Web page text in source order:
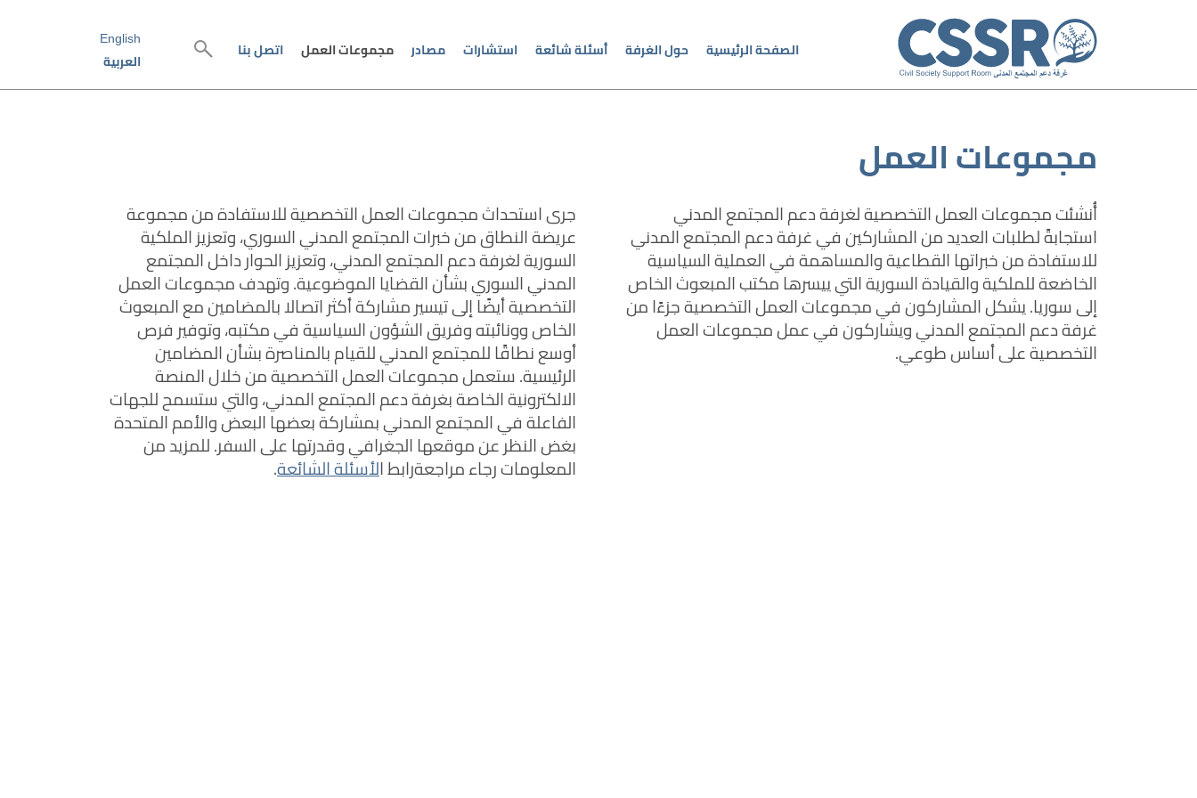
الصفحة الرئيسية حول الغرفة أسئلة شائعة استشارات مصادر مجموعات العمل اتصل بنا Search
English
العربية
مجموعات العمل
أُنشئت مجموعات العمل التخصصية لغرفة دعم المجتمع المدني
استجابةً لطلبات العديد من المشاركين في غرفة دعم المجتمع المدني
للاستفادة من خبراتها القطاعية والمساهمة في العملية السياسية
الخاضعة للملكية والقيادة السورية التي ييسرها مكتب المبعوث الخاص
إلى سوريا. يشكل المشاركون في مجموعات العمل التخصصية جزءًا من
غرفة دعم المجتمع المدني ويشاركون في عمل مجموعات العمل
التخصصية على أساس طوعي.
جرى استحداث مجموعات العمل التخصصية للاستفادة من مجموعة
عريضة النطاق من خبرات المجتمع المدني السوري، وتعزيز الملكية
السورية لغرفة دعم المجتمع المدني، وتعزيز الحوار داخل المجتمع
المدني السوري بشأن القضايا الموضوعية. وتهدف مجموعات العمل
التخصصية أيضًا إلى تيسير مشاركة أكثر اتصالا بالمضامين مع المبعوث
الخاص وونائبته وفريق الشؤون السياسية في مكتبه، وتوفير فرص
أوسع نطاقًا للمجتمع المدني للقيام بالمناصرة بشأن المضامين
الرئيسية. ستعمل مجموعات العمل التخصصية من خلال المنصة
الالكترونية الخاصة بغرفة دعم المجتمع المدني، والتي ستسمح للجهات
الفاعلة في المجتمع المدني بمشاركة بعضها البعض والأمم المتحدة
بغض النظر عن موقعها الجغرافي وقدرتها على السفر. للمزيد من
المعلومات رجاء مراجعةرابط الأسئلة الشائعة.